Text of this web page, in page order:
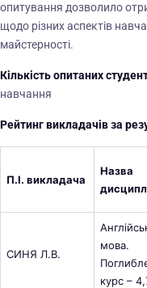
опитування дозволило
щодо різних аспектів
майстерності.
Кількість опитаних
навчання
Рейтинг викладачів за
П.І. викладача
Назва
СИНЯ Л.В.
мова.
курс –